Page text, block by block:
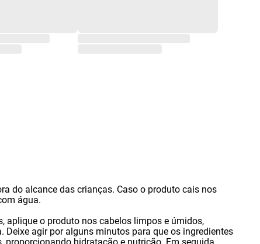
do alcance das crianças. Caso o produto cais nos
água.
, aplique o produto nos cabelos limpos e úmidos,
Deixe agir por alguns minutos para que os ingredientes